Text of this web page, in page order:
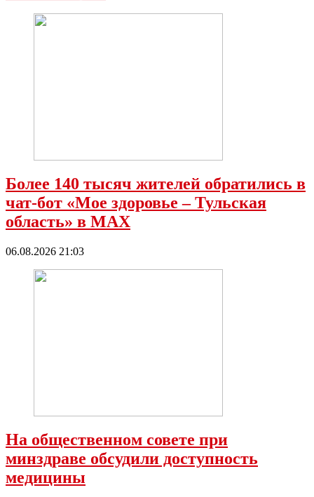
Более 140 тысяч жителей обратились в
чат-бот «Мое здоровье – Тульская
область» в МАХ
06.08.2026 21:03
На общественном совете при
минздраве обсудили доступность
медицины